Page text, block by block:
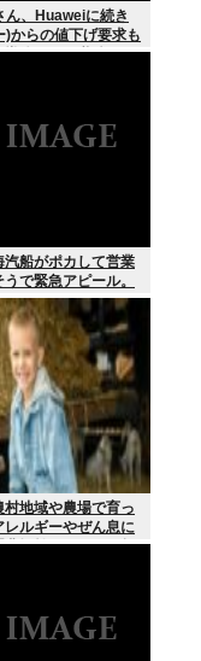
ん、Huaweiに続き
からの値下げ要求も
導体バボー継続
汽船がポカして営業
で緊急アピール。
かなくなるかも。ア
うものがねえ
村地域や農場で育っ
レルギーやぜん息に
農場効果」を引き起